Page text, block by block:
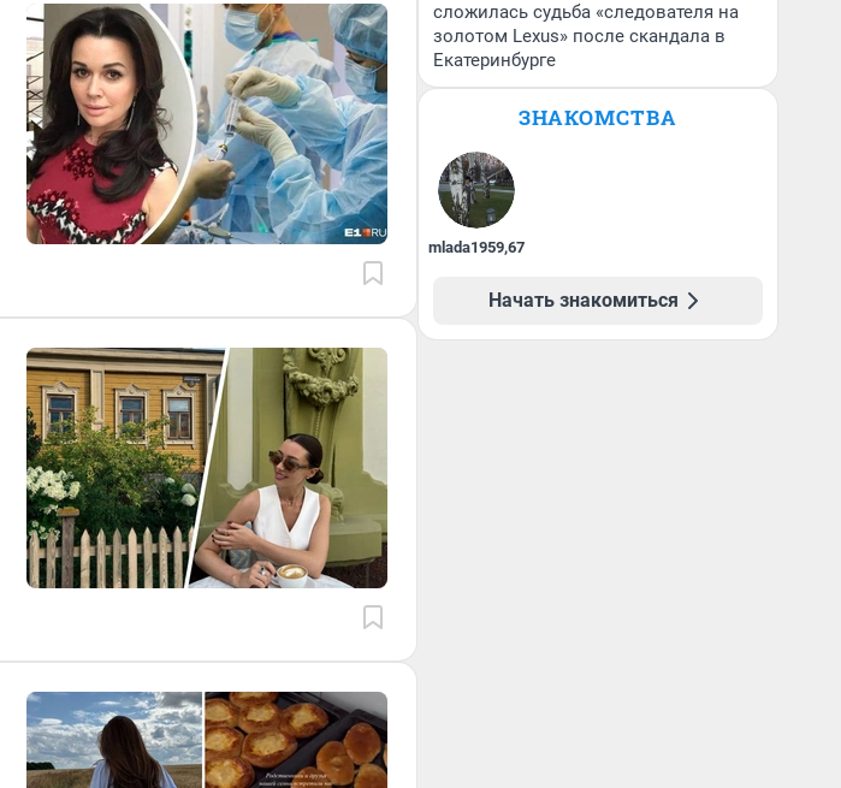
сложилась судьба «следователя на
золотом Lexus» после скандала в
Екатеринбурге
ЗНАКОМСТВА
mlada1959,67
Начать знакомиться